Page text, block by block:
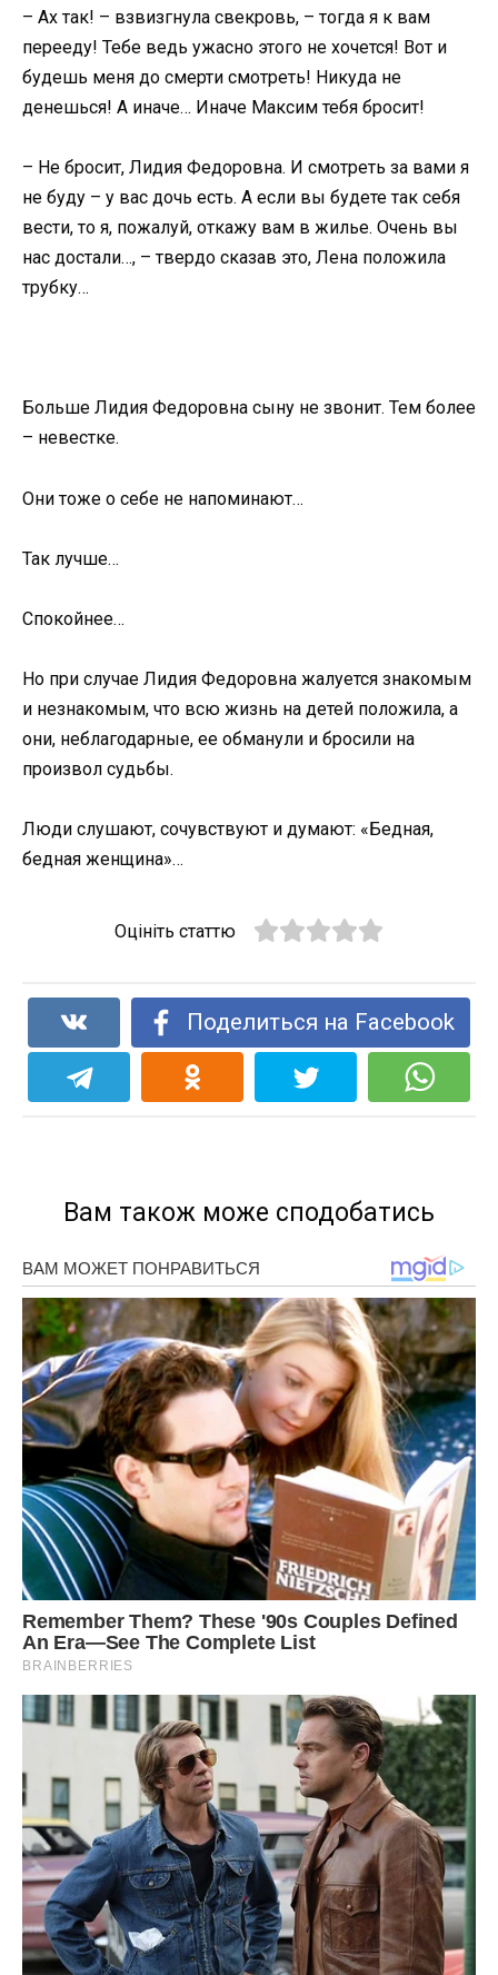
– Ах так! – взвизгнула свекровь, – тогда я к вам
перееду! Тебе ведь ужасно этого не хочется! Вот и
будешь меня до смерти смотреть! Никуда не
денешься! А иначе… Иначе Максим тебя бросит!
– Не бросит, Лидия Федоровна. И смотреть за вами я
не буду – у вас дочь есть. А если вы будете так себя
вести, то я, пожалуй, откажу вам в жилье. Очень вы
нас достали…, – твердо сказав это, Лена положила
трубку…
Больше Лидия Федоровна сыну не звонит. Тем более
– невестке.
Они тоже о себе не напоминают…
Так лучше…
Спокойнее…
Но при случае Лидия Федоровна жалуется знакомым
и незнакомым, что всю жизнь на детей положила, а
они, неблагодарные, ее обманули и бросили на
произвол судьбы.
Люди слушают, сочувствуют и думают: «Бедная,
бедная женщина»…
Оцініть статтю
Поделиться на Facebook
Вам також може сподобатись